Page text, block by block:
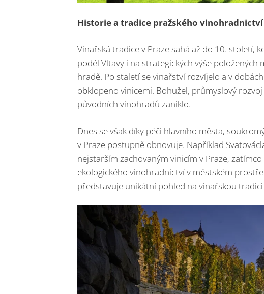
Historie a tradice pražského vinohradnictví
Vinařská tradice v Praze sahá až do 10. století,
podél Vltavy i na strategických výše položených
hradě. Po staletí se vinařství rozvíjelo a v
obklopeno vinicemi. Bohužel, průmyslový
původních vinohradů zaniklo.
Dnes se však díky péči hlavního města,
v Praze postupně obnovuje. Například
nejstarším zachovaným vinicím v Praze,
ekologického vinohradnictví v městském
představuje unikátní pohled na vinařskou